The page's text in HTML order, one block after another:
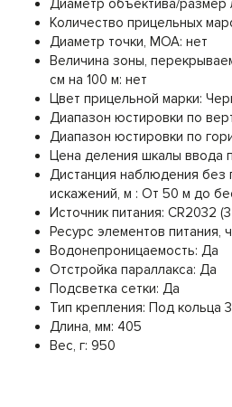
Диаметр объектива/размер
Количество прицельных
Диаметр точки, MOA: нет
Величина зоны,
см на 100 м: нет
Цвет прицельной марки:
Диапазон юстировки по
Диапазон юстировки по
Цена деления шкалы ввода
Дистанция наблюдения без
искажений, м : От 50 м до
Источник питания: CR2032 (3
Ресурс элементов питания,
Водонепроницаемость: Да
Отстройка параллакса: Да
Подсветка сетки: Да
Тип крепления: Под кольца
Длина, мм: 405
Вес, г: 950